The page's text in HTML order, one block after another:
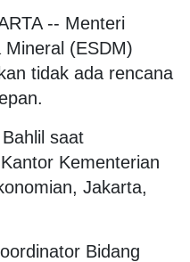
-- Menteri
(ESDM)
tidak ada rencana
saat
Kementerian
Jakarta,
Bidang